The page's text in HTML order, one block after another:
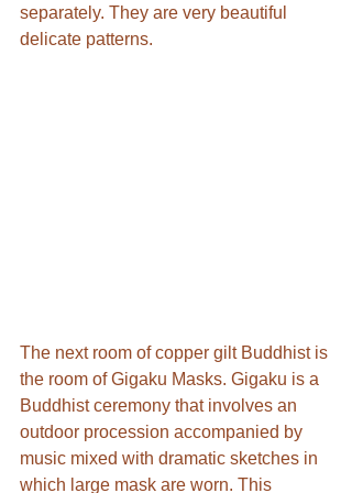
separately. They are very beautiful
delicate patterns.
The next room of copper gilt Buddhist is
the room of Gigaku Masks. Gigaku is a
Buddhist ceremony that involves an
outdoor procession accompanied by
music mixed with dramatic sketches in
which large mask are worn. This